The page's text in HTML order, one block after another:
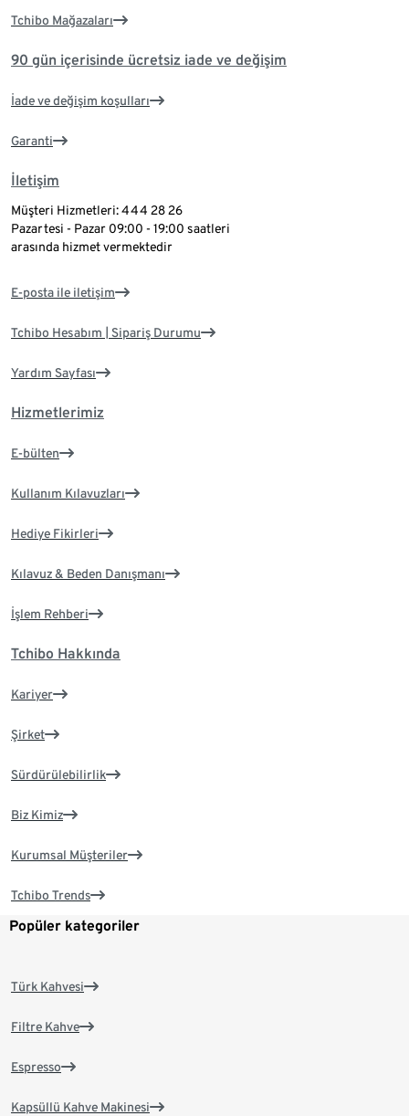
Tchibo Mağazaları
90 gün içerisinde ücretsiz iade ve değişim
İade ve değişim koşulları
Garanti
İletişim
Müşteri Hizmetleri: 444 28 26
Pazartesi - Pazar 09:00 - 19:00 saatleri
arasında hizmet vermektedir
E-posta ile iletişim
Tchibo Hesabım | Sipariş Durumu
Yardım Sayfası
Hizmetlerimiz
E-bülten
Kullanım Kılavuzları
Hediye Fikirleri
Kılavuz & Beden Danışmanı
İşlem Rehberi
Tchibo Hakkında
Kariyer
Şirket
Sürdürülebilirlik
Biz Kimiz
Kurumsal Müşteriler
Tchibo Trends
Popüler kategoriler
Türk Kahvesi
Filtre Kahve
Espresso
Kapsüllü Kahve Makinesi